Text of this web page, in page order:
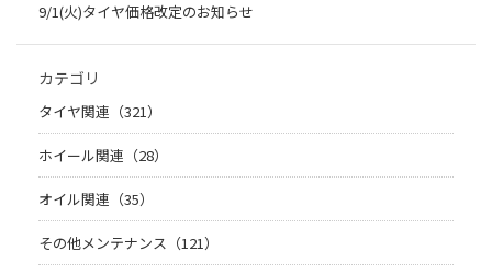
9/1(火)タイヤ価格改定のお知らせ
カテゴリ
タイヤ関連（321）
ホイール関連（28）
オイル関連（35）
その他メンテナンス（121）